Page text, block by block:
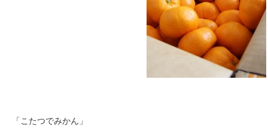
「こたつでみかん」